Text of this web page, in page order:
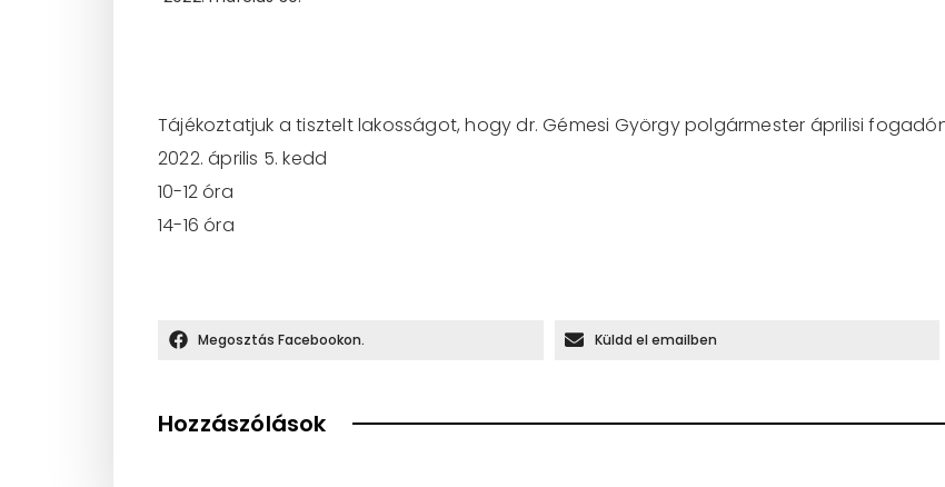
Tájékoztatjuk a tisztelt lakosságot, hogy dr. Gémesi György polgármester áprilisi
2022. április 5. kedd
10-12 óra
14-16 óra
Megosztás Facebookon. Küldd el emailben
Hozzászólások